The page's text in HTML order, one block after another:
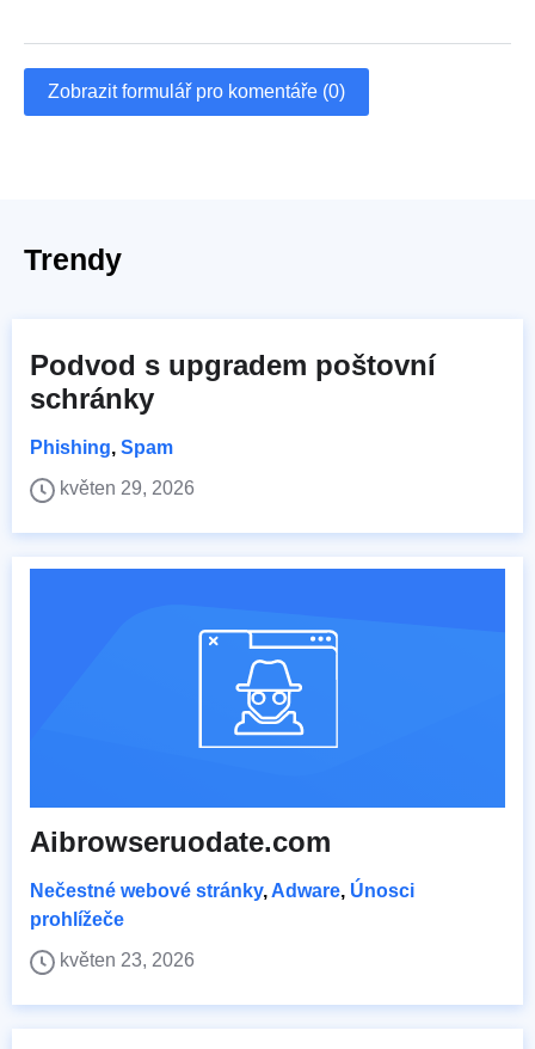
Zobrazit formulář pro komentáře (0)
Trendy
Podvod s upgradem poštovní
schránky
Phishing, Spam
květen 29, 2026
Aibrowseruodate.com
Nečestné webové stránky, Adware, Únosci
prohlížeče
květen 23, 2026